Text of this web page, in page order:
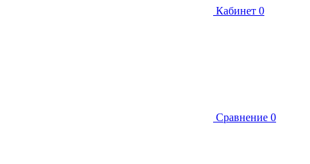
Кабинет 0
Сравнение 0